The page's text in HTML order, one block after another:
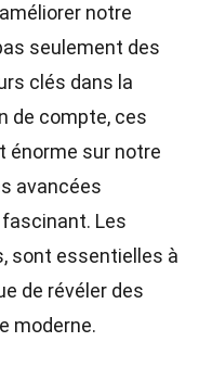
notre
seulement des
clés dans la
de compte, ces
énorme sur notre
avancées
Les
sont essentielles à
de révéler des
moderne.